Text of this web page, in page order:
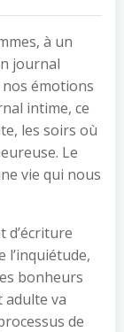
à un
journal
émotions
intime, ce
les soirs où
Le
vie qui nous
d’écriture
l’inquiétude,
bonheurs
adulte va
de